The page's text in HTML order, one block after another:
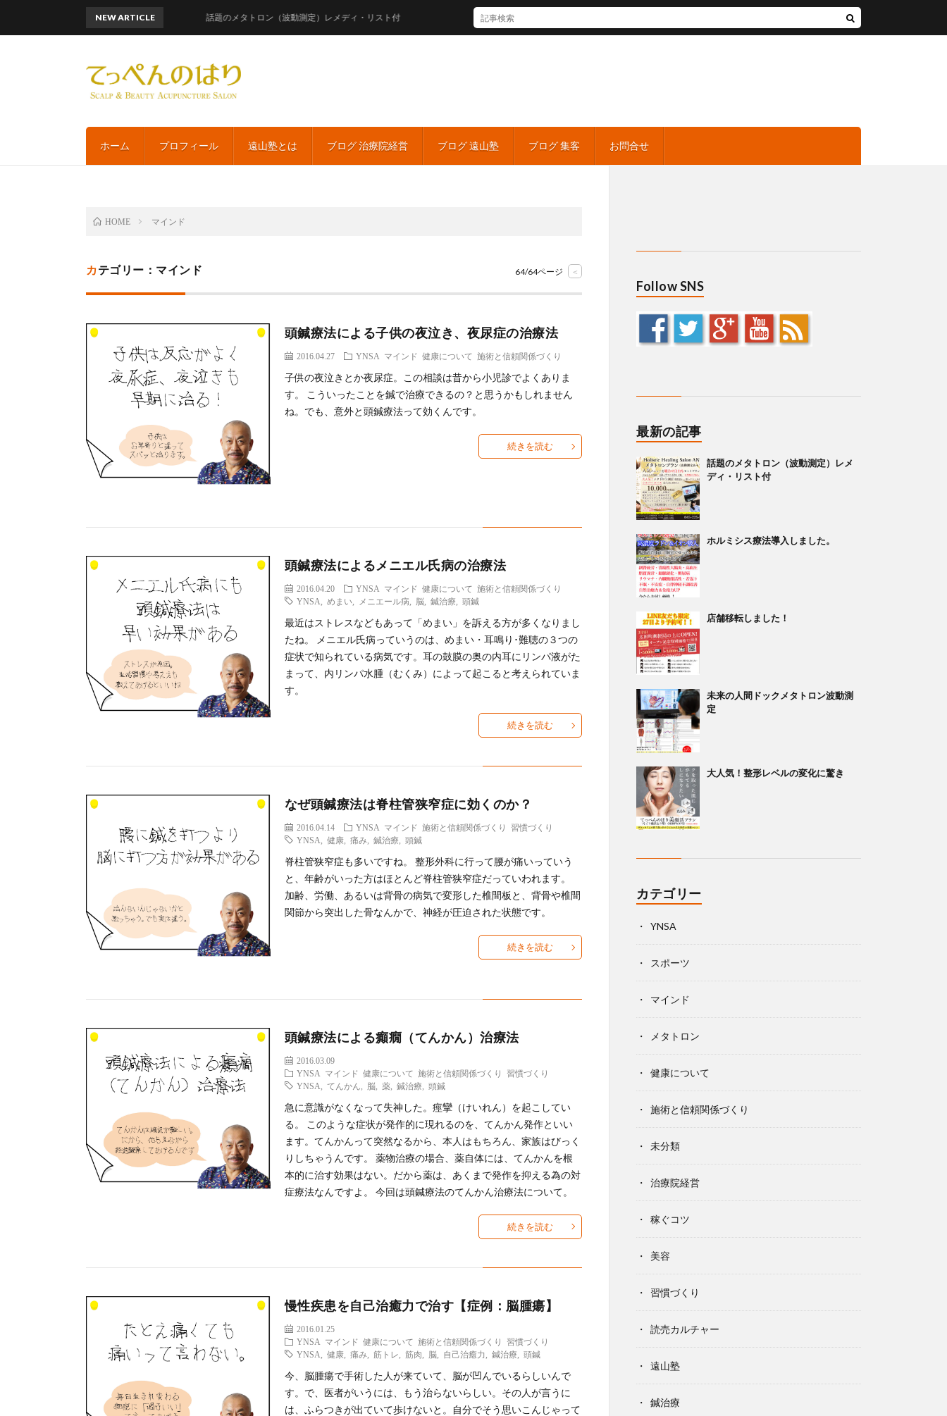
ホーム プロフィール 遠山塾とは ブログ 治療院経営 ブログ 遠山塾 ブログ 集客 お問合せ
NEW ARTICLE 話題のメタトロン（波動測定）レメディ・リスト付
HOME マインド
カテゴリー：マインド 64/64ページ <
頭鍼療法による子供の夜泣き、夜尿症の治療法
2016.04.27 YNSA マインド 健康について 施術と信頼関係づくり
子供の夜泣きとか夜尿症。この相談は昔から小児診でよくありま
す。 こういったことを鍼で治療できるの？と思うかもしれません
ね。でも、意外と頭鍼療法って効くんです。
続きを読む
頭鍼療法によるメニエル氏病の治療法
2016.04.20 YNSA マインド 健康について 施術と信頼関係づくり
YNSA
めまい, メニエール病 脳, 鍼治療 頭鍼
最近はストレスなどもあって「めまい」を訴える方が多くなりまし
たね。 メニエル氏病っていうのは、めまい・耳鳴り･難聴の３つの
症状で知られている病気です。耳の鼓膜の奥の内耳にリンパ液がた
まって、内リンパ水腫（むくみ）によって起こると考えられていま
す。
続きを読む
なぜ頭鍼療法は脊柱管狭窄症に効くのか？
2016.04.14 YNSA マインド 施術と信頼関係づくり
習慣づくり
YNSA
健康, 痛み 鍼治療 頭鍼
脊柱管狭窄症も多いですね。 整形外科に行って腰が痛いっていう
と、年齢がいった方はほとんど脊柱管狭窄症だっていわれます。
加齢、労働、あるいは背骨の病気で変形した椎間板と、背骨や椎間
関節から突出した骨なんかで、神経が圧迫された状態です。
続きを読む
頭鍼療法による癲癇（てんかん）治療法
2016.03.09
YNSA
マインド 健康について 施術と信頼関係づくり
習慣づくり
YNSA
てんかん 脳, 薬, 鍼治療 頭鍼
急に意識がなくなって失神した。痙攣（けいれん）を起こしてい
る。 このような症状が発作的に現れるのを、てんかん発作といい
ます。てんかんって突然なるから、本人はもちろん、家族はびっく
りしちゃうんです。 薬物治療の場合、薬自体には、てんかんを根
本的に治す効果はない。だから薬は、あくまで発作を抑える為の対
症療法なんですよ。 今回は頭鍼療法のてんかん治療法について。
続きを読む
慢性疾患を自己治癒力で治す【症例：脳腫瘍】
2016.01.25
YNSA
マインド 健康について 施術と信頼関係づくり
習慣づくり
YNSA
健康, 痛み 筋トレ 筋肉 脳, 自己治癒力 鍼治療 頭鍼
今、脳腫瘍で手術した人が来ていて、脳が凹んでいるらしいんで
す。で、医者がいうには、もう治らないらしい。その人が言うに
は、ふらつきが出ていて歩けないと。自分でそう思いこんじゃって
Follow SNS
最新の記事
話題のメタトロン（波動測定）レメ
ディ・リスト付
ホルミシス療法導入しました。
店舗移転しました！
未来の人間ドックメタトロン波動測
定
大人気！整形レベルの変化に驚き
カテゴリー
YNSA
スポーツ
マインド
メタトロン
健康について
施術と信頼関係づくり
未分類
治療院経営
稼ぐコツ
美容
習慣づくり
読売カルチャー
遠山塾
鍼治療